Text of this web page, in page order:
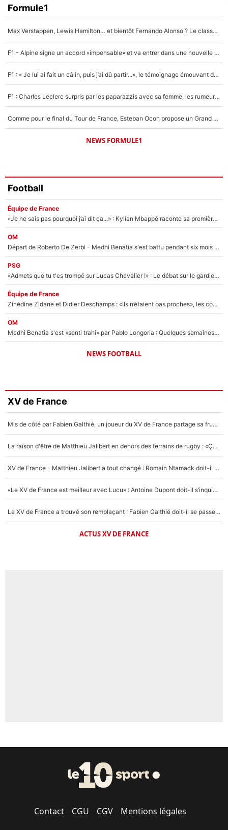
Faris Moumbagna
4%
Un autre joueur
5%
Formule1
Max Verstappen, Lewis Hamilton… et bientôt Fernando Alonso ? Le classement des pilotes les mieux payés en Formule 1 risque de changer !
F1 - Alpine signe un accord «impensable» et va entrer dans une nouvelle dimension : Grande nouvelle pour Pierre Gasly !
F1 : « Je lui ai fait un câlin, puis j’ai dû partir...», le témoignage émouvant de Max Verstappen sur sa fille
F1 : Charles Leclerc surpris par les paparazzis avec sa femme, les rumeurs étaient vraies !
Comme pour le final du Tour de France, Esteban Ocon propose un Grand Prix de Formule 1 à Paris : «Autour de l’Arc de Triomphe, ce serait génial» !
NEWS FORMULE1
Football
Équipe de France
«Je ne sais pas pourquoi j’ai dit ça...» : Kylian Mbappé raconte sa première rencontre avec Zinédine Zidane (et c’est très drôle)
OM
Départ de Roberto De Zerbi - Medhi Benatia s'est battu pendant six mois pour le retenir à l'OM, le PSG a été le naufrage de trop : «Je pars avec toi»
PSG
«Admets que tu t'es trompé sur Lucas Chevalier !» : Le débat sur le gardien du PSG vire au clash à l'After Foot
Équipe de France
Zinédine Zidane et Didier Deschamps : «Ils n’étaient pas proches», les confidences d’un membre de l’équipe de France 1998 sur leur relation spéciale
OM
Medhi Benatia s'est «senti trahi» par Pablo Longoria : Quelques semaines après son départ, l'ancien directeur de football de l'OM règle ses comptes
NEWS FOOTBALL
XV de France
Mis de côté par Fabien Galthié, un joueur du XV de France partage sa frustration : «ils ne me l’ont pas dit tout de suite»
La raison d'être de Matthieu Jalibert en dehors des terrains de rugby : «Ça m'atteint autant que si tu touches à un membre de ma famille»
XV de France - Matthieu Jalibert a tout changé : Romain Ntamack doit-il s’inquiéter pour sa place à un an de la Coupe du monde ?
«Le XV de France est meilleur avec Lucu» : Antoine Dupont doit-il s’inquiéter pour sa place ?
Le XV de France a trouvé son remplaçant : Fabien Galthié doit-il se passer d'Antoine Dupont ?
ACTUS XV DE FRANCE
Contact CGU CGV Mentions légales